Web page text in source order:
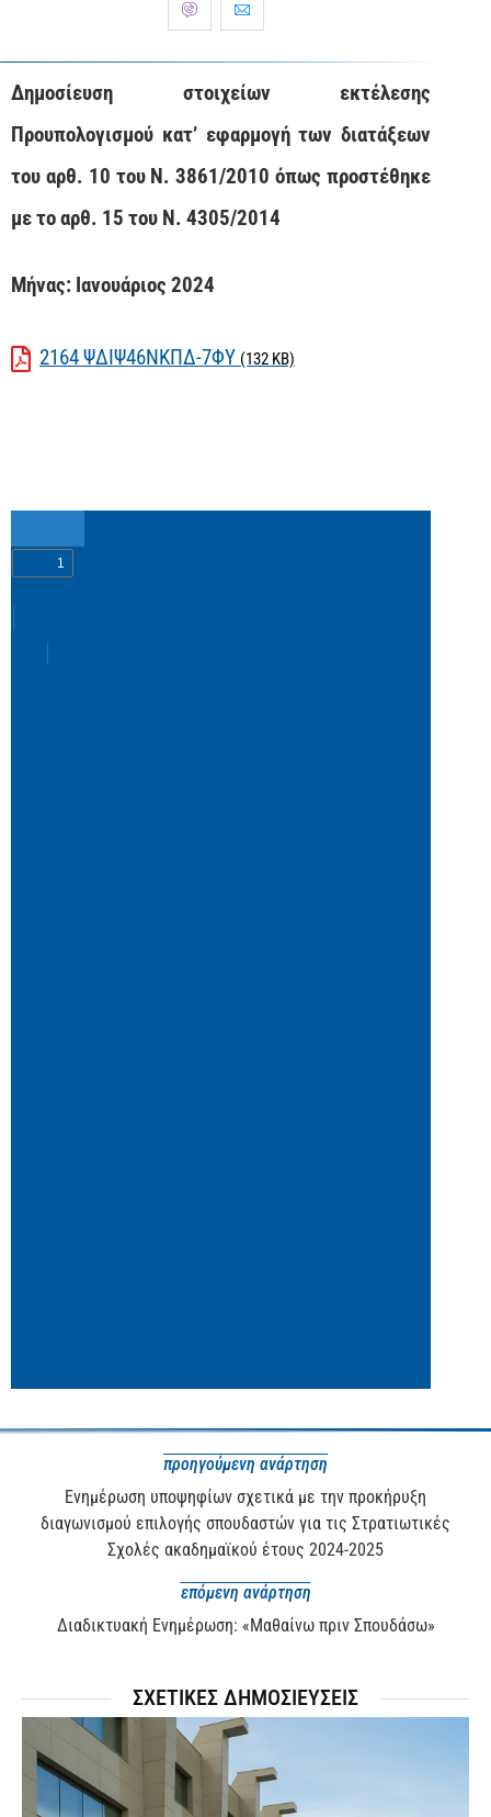
Δημοσίευση στοιχείων εκτέλεσης
Προυπολογισμού κατ’ εφαρμογή των διατάξεων
του αρθ. 10 του Ν. 3861/2010 όπως προστέθηκε
με το αρθ. 15 του Ν. 4305/2014
Μήνας: Ιανουάριος 2024
2164 ΨΔΙΨ46ΝΚΠΔ-7ΦΥ (132 KB)
προηγούμενη ανάρτηση
Ενημέρωση υποψηφίων σχετικά με την προκήρυξη
διαγωνισμού επιλογής σπουδαστών για τις Στρατιωτικές
Σχολές ακαδημαϊκού έτους 2024-2025
επόμενη ανάρτηση
Διαδικτυακή Ενημέρωση: «Μαθαίνω πριν Σπουδάσω»
ΣΧΕΤΙΚΕΣ ΔΗΜΟΣΙΕΥΣΕΙΣ